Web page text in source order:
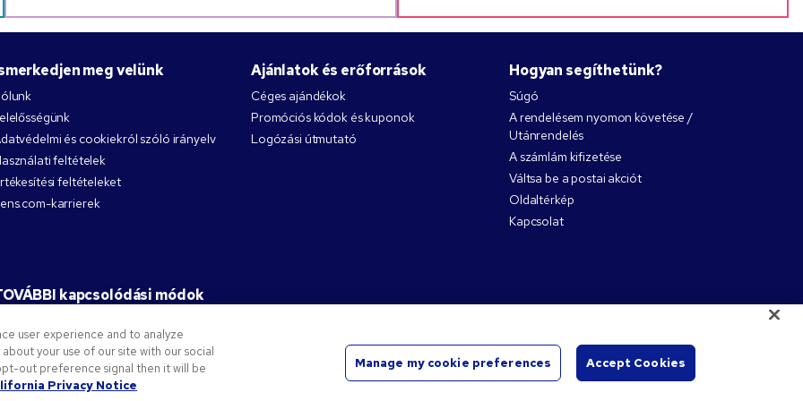
meg velünk
és cookiekról szóló irányelv
feltételek
feltételeket
karrierek
kapcsolódási módok
Ajánlatok és erőforrások
Céges ajándékok
Promóciós kódok és kuponok
Logózási útmutató
Hogyan segíthetünk?
Súgó
A rendelésem nyomon követése /
Utánrendelés
A számlám kifizetése
Váltsa be a postai akciót
Oldaltérkép
Kapcsolat
védjegyeit képezik. Minden más védjegy a jogos tulajdonosa tulajdonát képezi.
user experience and to analyze
your use of our site with our social
out preference signal then it will be
Privacy Notice
Manage my cookie preferences Accept Cookies